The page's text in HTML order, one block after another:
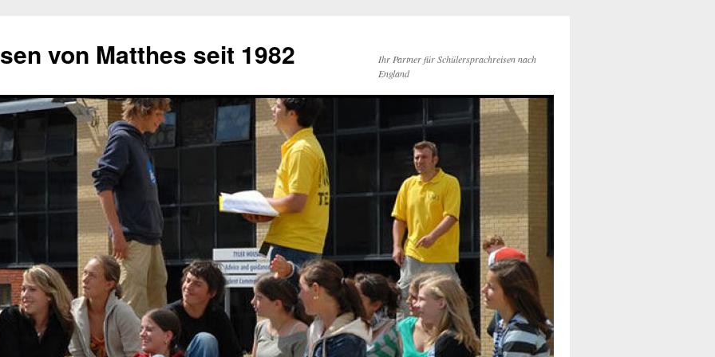
von Matthes seit 1982
Ihr Partner für Schülersprachreisen nach
England